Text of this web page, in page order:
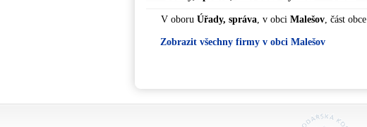
V oboru Úřady, správa, v obci Malešov, část obce
Zobrazit všechny firmy v obci Malešov